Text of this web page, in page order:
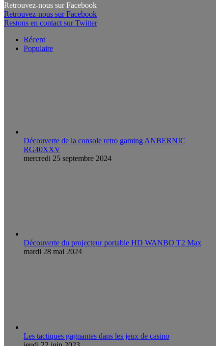
Retrouvez-nous sur Facebook
Retrouvez-nous sur Facebook
Restons en contact sur Twitter
Récent
Populaire
Découverte de la console retro gaming ANBERNIC
RG40XXV
mercredi 25 septembre 2024
Découverte du projecteur portable HD WANBO T2 Max
mardi 28 mai 2024
Les tactiques gagnantes dans les jeux de casino